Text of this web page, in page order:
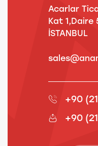
Acarlar
Kat 1,Daire
İSTANBUL
+90
+90